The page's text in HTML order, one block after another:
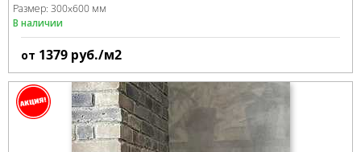
Размер: 300x600 мм
В наличии
от 1379 руб./м2